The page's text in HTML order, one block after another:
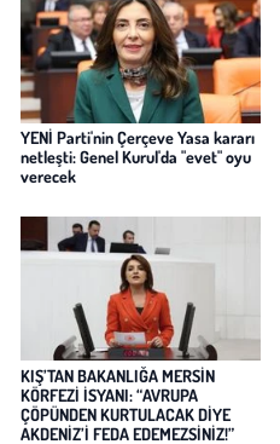
YENİ Parti'nin Çerçeve Yasa kararı
netleşti: Genel Kurul'da "evet" oyu
verecek
KIŞ’TAN BAKANLIĞA MERSİN
KÖRFEZİ İSYANI: “AVRUPA
ÇÖPÜNDEN KURTULACAK DİYE
AKDENİZ’İ FEDA EDEMEZSİNİZ!”